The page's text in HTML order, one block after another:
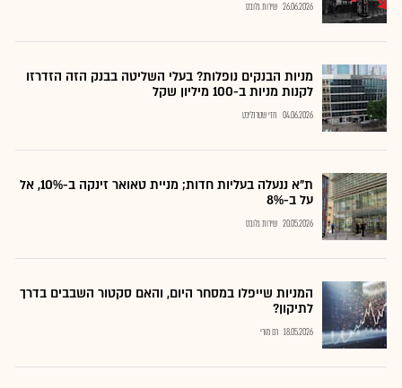
26.06.2026 שירות גלובס
מניות הבנקים נופלות? בעלי השליטה בבנק הזה הזדרזו
לקנות מניות ב-100 מיליון שקל
04.06.2026 חזי שטרנליכט
ת"א ננעלה בעליות חדות; מניית טאואר זינקה ב-10%, אל
על ב-8%
20.05.2026 שירות גלובס
המניות שייפלו במסחר היום, והאם סקטור השבבים בדרך
לתיקון?
18.05.2026 רם מורי